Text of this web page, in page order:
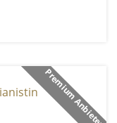
Premium Anbieter